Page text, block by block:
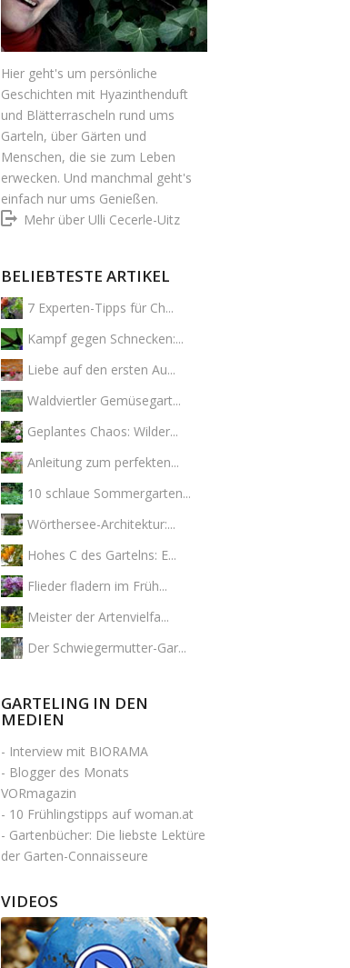
Hier geht's um persönliche
Geschichten mit Hyazinthenduft
und Blätterrascheln rund ums
Garteln, über Gärten und
Menschen, die sie zum Leben
erwecken. Und manchmal geht's
einfach nur ums Genießen.
Mehr über Ulli Cecerle-Uitz
BELIEBTESTE ARTIKEL
7 Experten-Tipps für Ch...
Kampf gegen Schnecken:...
Liebe auf den ersten Au...
Waldviertler Gemüsegart...
Geplantes Chaos: Wilder...
Anleitung zum perfekten...
10 schlaue Sommergarten...
Wörthersee-Architektur:...
Hohes C des Gartelns: E...
Flieder fladern im Früh...
Meister der Artenvielfa...
Der Schwiegermutter-Gar...
GARTELING IN DEN
MEDIEN
- Interview mit BIORAMA
- Blogger des Monats
VORmagazin
- 10 Frühlingstipps auf woman.at
- Gartenbücher: Die liebste Lektüre
der Garten-Connaisseure
VIDEOS